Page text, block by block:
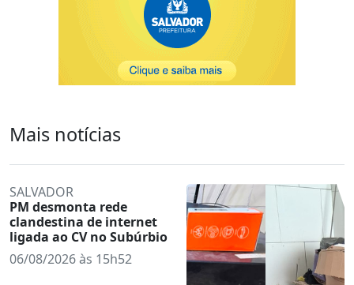
Mais notícias
SALVADOR
PM desmonta rede
clandestina de internet
ligada ao CV no Subúrbio
06/08/2026 às 15h52